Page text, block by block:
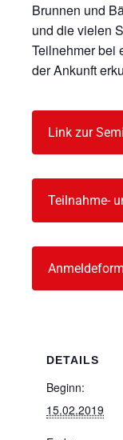
Brunnen und
und die vielen
Teilnehmer bei
der Ankunft
Link zur
Teilnahme-
DETAILS
Beginn:
15.02.2019